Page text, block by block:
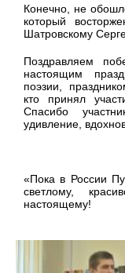
Конечно, не
который
Шатровскому
Поздравляем
настоящим
поэзии,
кто принял
Спасибо
удивление,
«Пока в России
светлому,
настоящему!